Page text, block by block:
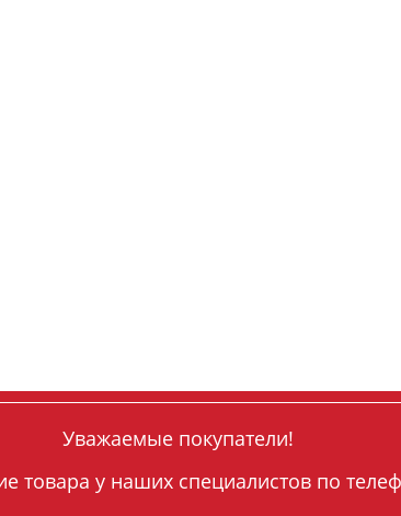
Уважаемые покупатели!
товара у наших специалистов по